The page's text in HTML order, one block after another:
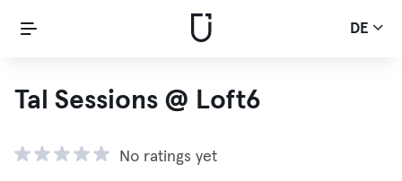
DE
Tal Sessions @ Loft6
No ratings yet